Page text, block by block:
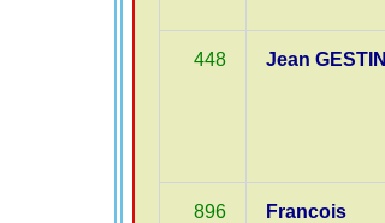
448 Jean GESTIN
896
Francois